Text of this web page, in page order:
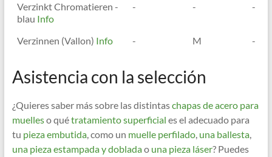
Verzinkt Chromatieren -
blau Info
- - -
Verzinnen (Vallon) Info - M -
Asistencia con la selección
¿Quieres saber más sobre las distintaschapas de acero para
muelleso quétratamiento superficial es el adecuado para
tu pieza embutida, como un muelle perfilado, una ballesta,
una pieza estampada y dobladao una pieza láser? Puedes